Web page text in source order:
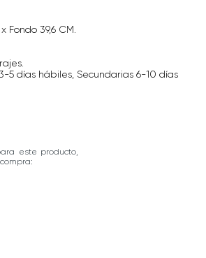
Fondo 39,6 CM.
días hábiles, Secundarias 6-10 días
este producto,